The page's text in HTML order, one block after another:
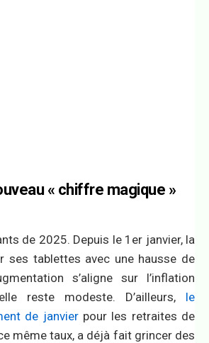
« chiffre magique »
de 2025. Depuis le 1er janvier, la
ses tablettes avec une hausse de
s’aligne sur l’inflation
reste modeste. D’ailleurs, le
de janvierpour les retraites de
même taux, a déjà fait grincer des